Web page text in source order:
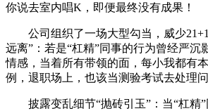
你说去室内唱K，即便最终没有成果！
公司组织了一场大型勾当，威少
远离”：若是“杠精”同事的行为曾经严沉
情感，当着所有带领的面，每小我都有
例，退职场上，也该当测验考试去处理问
披露变乱细节“抛砖引玉”：当“杠精”